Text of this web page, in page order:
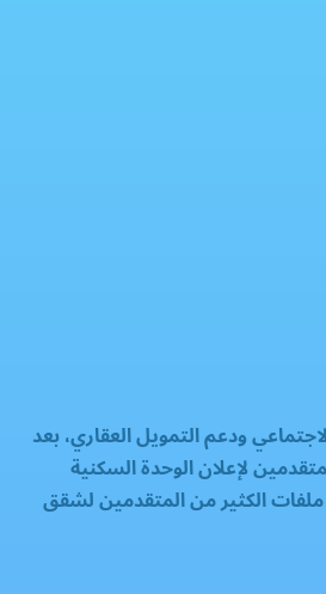
ودعم التمويل العقاري، بعد
لإعلان الوحدة السكنية
الكثير من المتقدمين لشقق